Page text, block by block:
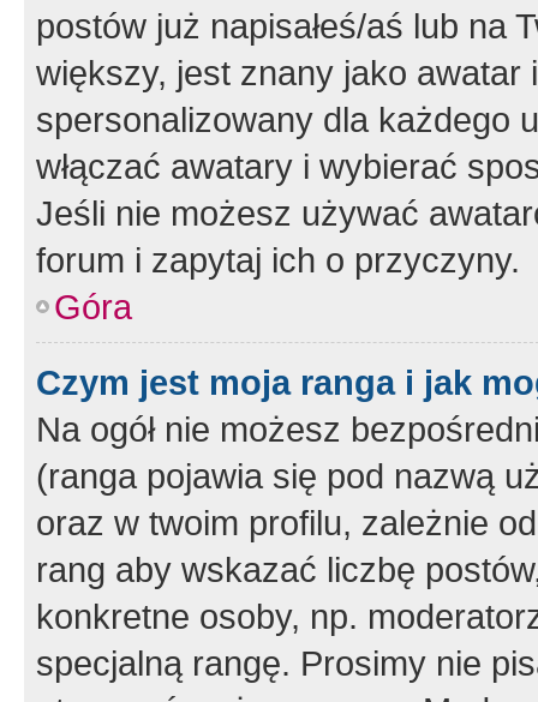
postów już napisałeś/aś lub na
większy, jest znany jako
spersonalizowany dla każdego
włączać awatary i wybierać
Jeśli nie możesz używać
forum i zapytaj ich o przyczyny.
Góra
Czym jest moja ranga i jak
Na ogół nie możesz
(ranga pojawia się pod nazwą
oraz w twoim profilu, zależnie
rang aby wskazać liczbę
konkretne osoby, np.
specjalną rangę. Prosimy nie